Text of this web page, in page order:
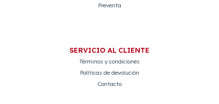
Preventa
SERVICIO AL CLIENTE
Términos y condiciones
Políticas de devolución
Contacto